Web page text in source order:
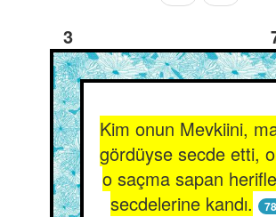
3
Kim onun Mevkiini,
gördüyse secde etti,
o saçma sapan
secdelerine kandı.